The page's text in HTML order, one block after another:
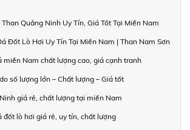
Quảng Ninh Uy Tín, Giá Tốt Tại Miền Nam
Đốt Lò Hơi Uy Tín Tại Miền Nam | Than Nam Sơn
miền Nam chất lượng cao, giá cạnh tranh
số lượng lớn – Chất lượng – Giá tốt
giá rẻ, chất lượng tại miền Nam
đốt lò hơi giá rẻ, uy tín, chất lượng